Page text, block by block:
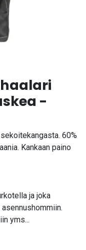
-
60%
Kankaan paino
ja joka
yms...